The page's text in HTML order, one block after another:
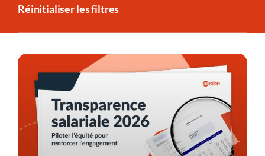
Réinitialiser les filtres